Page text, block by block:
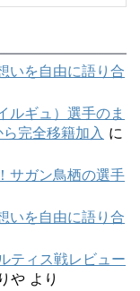
いを自由に語り合
ルギュ）選手のま
完全移籍加入 に
サガン鳥栖の選手
いを自由に語り合
ティス戦レビュー
や より